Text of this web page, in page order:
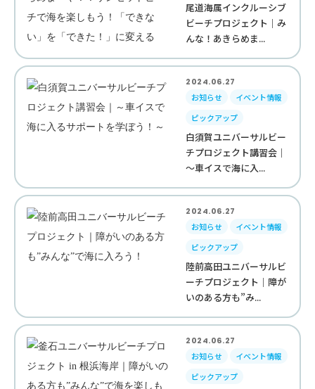
尾道海属インクルーシブ
ビーチプロジェクト｜み
んな！あきらめま...
2024.06.27
お知らせ
イベント情報
ピックアップ
白須賀ユニバーサルビー
チプロジェクト講習会｜
～車イスで海に入...
2024.06.27
お知らせ
イベント情報
ピックアップ
陸前高田ユニバーサルビ
ーチプロジェクト｜障が
いのある方も”み...
2024.06.27
お知らせ
イベント情報
ピックアップ